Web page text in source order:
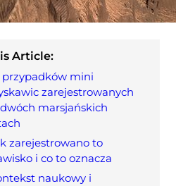
Article:
przypadków mini
zarejestrowanych
marsjańskich
zarejestrowano to
i co to oznacza
naukowy i